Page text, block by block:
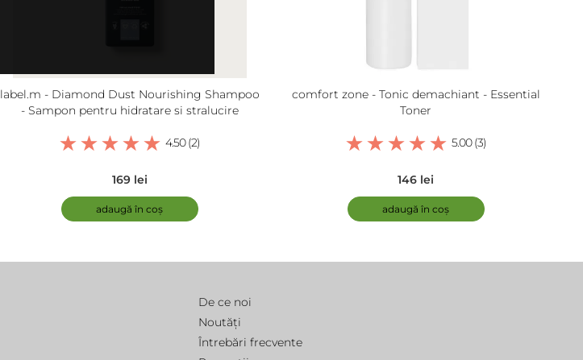
label.m - Diamond Dust Nourishing Shampoo
- Sampon pentru hidratare si stralucire
4.50 (2)
169 lei
adaugă în coș
comfort zone - Tonic demachiant - Essential
Toner
5.00 (3)
146 lei
adaugă în coș
De ce noi
Noutăți
Întrebări frecvente